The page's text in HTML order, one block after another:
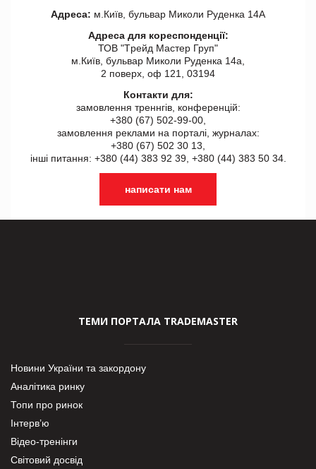
Адреса: м.Київ, бульвар Миколи Руденка 14А
Адреса для кореспонденції:
ТОВ "Tрейд Мастер Груп"
м.Київ, бульвар Миколи Руденка 14а,
2 поверх, оф 121, 03194
Контакти для:
замовлення треннгів, конференцій:
+380 (67) 502-99-00,
замовлення реклами на порталі, журналах:
+380 (67) 502 30 13,
інші питання: +380 (44) 383 92 39, +380 (44) 383 50 34.
написати нам
ТЕМИ ПОРТАЛА TRADEMASTER
Новини України та закордону
Аналітика ринку
Топи про ринок
Інтерв’ю
Відео-тренінги
Світовий досвід